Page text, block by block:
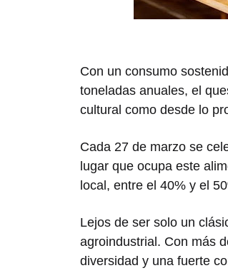
Con un consumo
toneladas anuales, el
cultural como desde lo
Cada 27 de marzo se
lugar que ocupa este
local, entre el 40% y el
Lejos de ser solo un
agroindustrial. Con más
diversidad y una fuerte